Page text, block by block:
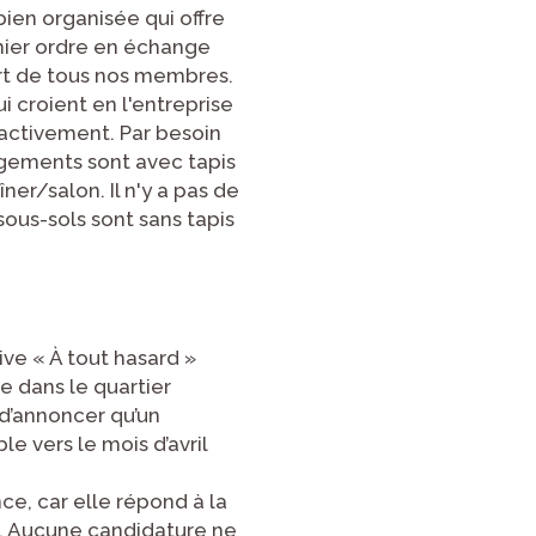
organisée qui offre
ordre en échange
de tous nos membres.
croient en l'entreprise
Par besoin
sont avec tapis
salon. Il n'y a pas de
sols sont sans tapis
« À tout hasard »
dans le quartier
qu’un
vers le mois d’avril
car elle répond à la
candidature ne